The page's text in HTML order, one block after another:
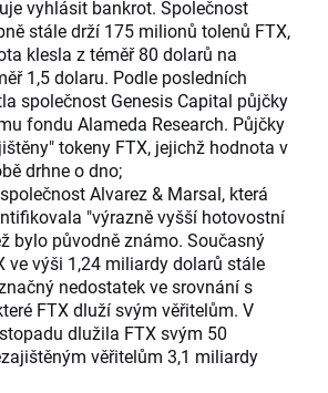
vyhlásit bankrot. Společnost
stále drží 175 milionů tolenů FTX,
klesla z téměř 80 dolarů na
1,5 dolaru. Podle posledních
společnost Genesis Capital půjčky
fondu Alameda Research. Půjčky
tokeny FTX, jejichž hodnota v
drhne o dno;
Alvarez & Marsal, která
"výrazně vyšší hotovostní
bylo původně známo. Současný
ve výši 1,24 miliardy dolarů stále
nedostatek ve srovnání s
FTX dluží svým věřitelům. V
dlužila FTX svým 50
věřitelům 3,1 miliardy